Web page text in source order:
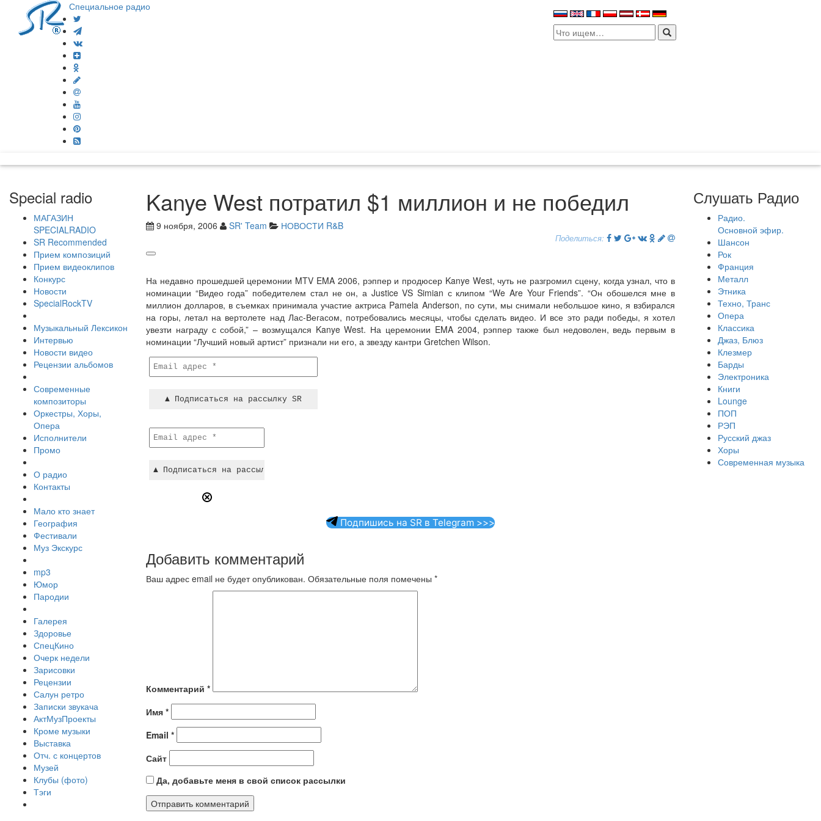
Специальное радио
Search
for:
Special radio
МАГАЗИН
SPECIALRADIO
SR Recommended
Прием композиций
Прием видеоклипов
Конкурс
Новости
SpecialRockTV
Музыкальный Лексикон
Интервью
Новости видео
Рецензии альбомов
Современные
композиторы
Оркестры, Хоры,
Опера
Исполнители
Промо
О радио
Контакты
Мало кто знает
География
Фестивали
Муз Экскурс
mp3
Юмор
Пародии
Галерея
Здоровье
СпецКино
Очерк недели
Зарисовки
Рецензии
Салун ретро
Записки звукача
АктМузПроекты
Кроме музыки
Выставка
Отч. с концертов
Музей
Клубы (фото)
Тэги
Kanye West потратил $1 миллион и не победил
9 ноября, 2006 SR' Team НОВОСТИ R&B
Поделиться:
На недавно прошедшей церемонии MTV EMA 2006, рэппер и продюсер Kanye West, чуть не разгромил сцену, когда узнал, что в
номинации “Видео года” победителем стал не он, а Justice VS Simian с клипом “We Are Your Friends”. “Он обошелся мне в
миллион долларов, в съемках принимала участие актриса Pamela Anderson, по сути, мы снимали небольшое кино, я взбирался
на горы, летал на вертолете над Лас-Вегасом, потребовались месяцы, чтобы сделать видео. И все это ради победы, я хотел
увезти награду с собой,” – возмущался Kanye West. На церемонии EMA 2004, рэппер также был недоволен, ведь первым в
номинации “Лучший новый артист” признали ни его, а звезду кантри Gretchen Wilson.
Подпишись на SR в Telegram >>>
Добавить комментарий
Ваш адрес email не будет опубликован. Обязательные поля помечены *
Комментарий *
Имя *
Email *
Сайт
Да, добавьте меня в свой список рассылки
Слушать Радио
Радио.
Основной эфир.
Шансон
Рок
Франция
Металл
Этника
Техно, Транс
Опера
Классика
Джаз, Блюз
Клезмер
Барды
Электроника
Книги
Lounge
ПОП
РЭП
Русский джаз
Хоры
Современная музыка